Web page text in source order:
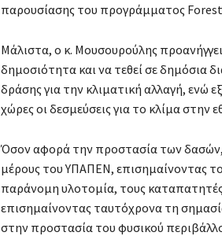
παρουσίασης του προγράμματος
Μάλιστα, ο κ. Μουσουρούλης
δημοσιότητα και να τεθεί σε δημόσια
δράσης για την κλιματική αλλαγή, ενώ
χώρες οι δεσμεύσεις για το κλίμα στην
Όσον αφορά την προστασία των
μέρους του ΥΠΑΠΕΝ, επισημαίνοντας
παράνομη υλοτομία, τους
επισημαίνοντας ταυτόχρονα τη
στην προστασία του φυσικού